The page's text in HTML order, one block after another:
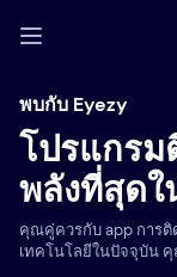
เข้าสู่ระบบ
ตัวอย่างการใช้
คุณสมบัติ
เกี่ยวกับเรา
พบกับ Eyezy
โปรแกร
พลังที่สุดใ
คุณคู่ควรกับ app การ
เทคโนโลยีในปัจจุบัน